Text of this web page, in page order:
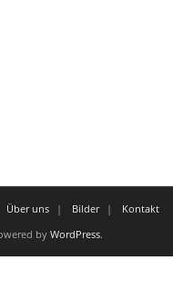
Über uns Bilder
Kontakt
byWordPress.